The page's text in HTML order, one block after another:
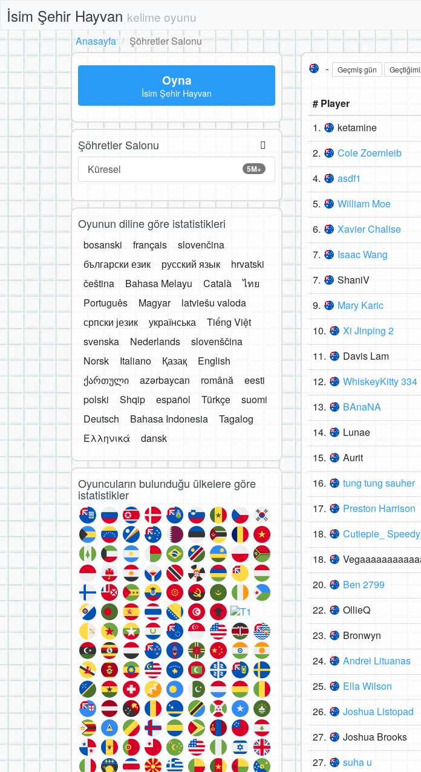
İsim Şehir Hayvan kelime oyunu
Anasayfa
Şöhretler Salonu
- Geçmiş gün
# Player
1.
ketamine
2. Cole Zoernleib
4. asdf1
5. William Moe
6. Xavier Chalise
7. Isaac Wang
7. ShaniV
9. Mary Karic
10. Xi Jinping 2
11. Davis Lam
12. WhiskeyKitty 334
13. BAnaNA
14. Lunae
15. Aurit
16. tung tung sauher
17. Preston Harrison
18. Cutiepie_ Speedy
18.
20. Ben 2799
22. OllieQ
23. Bronwyn
24. Andrei Lituanas
25. Ella Wilson
26. Joshua Listopad
27. Joshua Brooks
27. suha u
Oyna
İsim Şehir Hayvan
Şöhretler Salonu
5M+
Küresel
Oyunun diline göre istatistikleri
bosanski français
slovenčina
български език
русский язык
hrvatski
čeština
Bahasa Melayu Català
ไทย
Português
Magyar
latviešu valoda
српски језик
українська
Tiếng Việt
svenska
Nederlands
slovenščina
Norsk
Italiano Қазақ
English
ქართული
azərbaycan română
eesti
polski
Shqip español Türkçe
suomi
Deutsch
Bahasa Indonesia
Tagalog
Ελληνικά
dansk
Oyuncuların bulunduğu ülkelere göre
istatistikler